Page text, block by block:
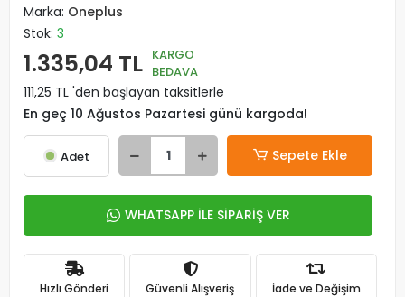
Marka: Oneplus
Stok: 3
1.335,04 TL KARGO
BEDAVA
111,25 TL 'den başlayan taksitlerle
En geç 10 Ağustos Pazartesi günü kargoda!
Adet Sepete Ekle
WHATSAPP İLE SİPARİŞ VER
Hızlı Gönderi Güvenli Alışveriş İade ve Değişim